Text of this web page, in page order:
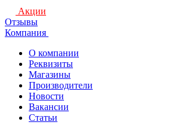
Акции
Отзывы
Компания
О компании
Реквизиты
Магазины
Производители
Новости
Вакансии
Статьи